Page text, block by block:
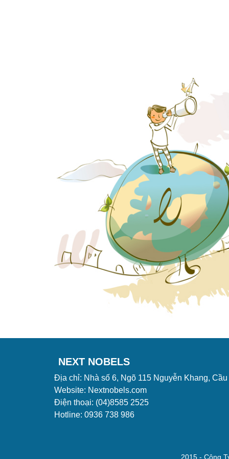
NEXT NOBELS
Địa chỉ: Nhà số 6, Ngõ 115 Nguyễn Khang,
Website: Nextnobels.com
Điện thoại: (04)8585 2525
Hotline: 0936 738 986
2015 - Công